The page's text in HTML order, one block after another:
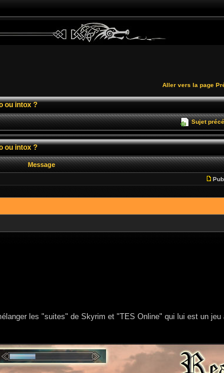
Aller vers la page
ou intox ?
Sujet
ou intox ?
Message
les "suites" de Skyrim et "TES Online" qui lui est un jeu